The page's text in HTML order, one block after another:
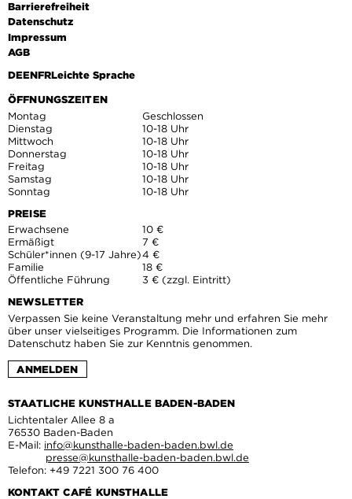
Barrierefreiheit
Datenschutz
Impressum
AGB
DEENFRLeichte Sprache
ÖFFNUNGSZEITEN
Montag
Geschlossen
Dienstag
10-18 Uhr
Mittwoch
10-18 Uhr
Donnerstag
10-18 Uhr
Freitag
10-18 Uhr
Samstag
10-18 Uhr
Sonntag
10-18 Uhr
PREISE
Erwachsene
10 €
Ermäßigt
7 €
Schüler*innen (9-17 Jahre)4 €
Familie
18 €
Öffentliche Führung
3 € (zzgl. Eintritt)
NEWSLETTER
Verpassen Sie keine Veranstaltung mehr und erfahren Sie mehr
über unser vielseitiges Programm. Die Informationen zum
Datenschutz haben Sie zur Kenntnis genommen.
ANMELDEN
STAATLICHE KUNSTHALLE BADEN-BADEN
Lichtentaler Allee 8 a
76530 Baden-Baden
E-Mail: info@kunsthalle-baden-baden.bwl.de
presse@kunsthalle-baden-baden.bwl.de
Telefon: +49 7221 300 76 400
KONTAKT CAFÉ KUNSTHALLE